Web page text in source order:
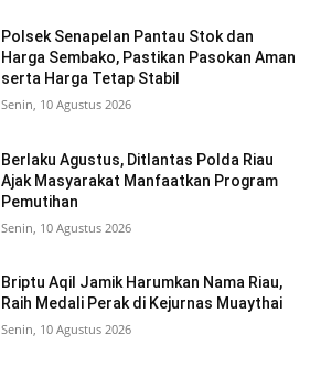
Polsek Senapelan Pantau Stok dan
Harga Sembako, Pastikan Pasokan Aman
serta Harga Tetap Stabil
Senin, 10 Agustus 2026
Berlaku Agustus, Ditlantas Polda Riau
Ajak Masyarakat Manfaatkan Program
Pemutihan
Senin, 10 Agustus 2026
Briptu Aqil Jamik Harumkan Nama Riau,
Raih Medali Perak di Kejurnas Muaythai
Senin, 10 Agustus 2026